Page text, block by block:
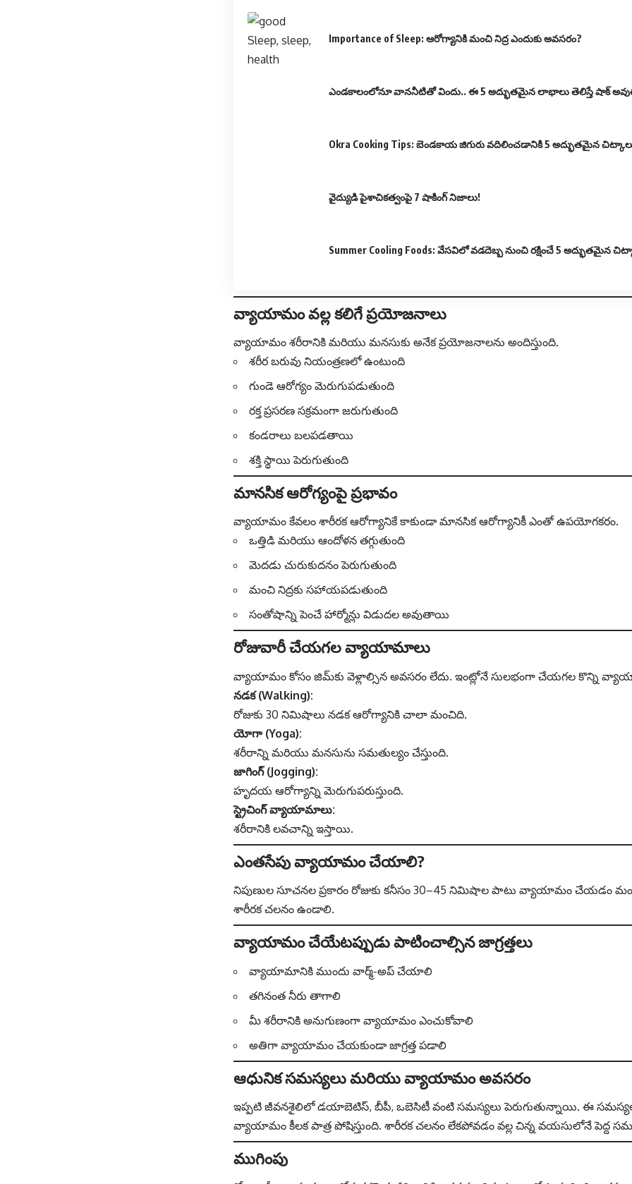
Importance of Sleep: ఆరోగ్యానికి మంచి నిద్ర ఎందుకు అవసరం?
ఎండకాలంలోనూ వాననీటితో విందు.. ఈ 5 అద్భుతమైన లాభాలు తెలిస్తే షాక్
Okra Cooking Tips: బెండకాయ జిగురు వదిలించడానికి 5 అద్భుతమైన
వైద్యుడి పైశాచికత్వంపై 7 షాకింగ్ నిజాలు!
Summer Cooling Foods: వేసవిలో వడదెబ్బ నుంచి రక్షించే 5 అద్భుతమైన
వ్యాయామం వల్ల కలిగే ప్రయోజనాలు
వ్యాయామం శరీరానికి మరియు మనసుకు అనేక ప్రయోజనాలను అందిస్తుంది.
శరీర బరువు నియంత్రణలో ఉంటుంది
గుండె ఆరోగ్యం మెరుగుపడుతుంది
రక్త ప్రసరణ సక్రమంగా జరుగుతుంది
కండరాలు బలపడతాయి
శక్తి స్థాయి పెరుగుతుంది
మానసిక ఆరోగ్యంపై ప్రభావం
వ్యాయామం కేవలం శారీరక ఆరోగ్యానికే కాకుండా మానసిక ఆరోగ్యానికీ ఎంతో ఉపయోగకరం.
ఒత్తిడి మరియు ఆందోళన తగ్గుతుంది
మెదడు చురుకుదనం పెరుగుతుంది
మంచి నిద్రకు సహాయపడుతుంది
సంతోషాన్ని పెంచే హార్మోన్లు విడుదల అవుతాయి
రోజువారీ చేయగల వ్యాయామాలు
వ్యాయామం కోసం జిమ్‌కు వెళ్లాల్సిన అవసరం లేదు. ఇంట్లోనే సులభంగా చేయగల కొన్ని
నడక (Walking):
రోజుకు 30 నిమిషాలు నడక ఆరోగ్యానికి చాలా మంచిది.
యోగా (Yoga):
శరీరాన్ని మరియు మనసును సమతుల్యం చేస్తుంది.
జాగింగ్ (Jogging):
హృదయ ఆరోగ్యాన్ని మెరుగుపరుస్తుంది.
స్ట్రెచింగ్ వ్యాయామాలు:
శరీరానికి లవచాన్ని ఇస్తాయి.
ఎంతసేపు వ్యాయామం చేయాలి?
నిపుణుల సూచనల ప్రకారం రోజుకు కనీసం 30–45 నిమిషాల పాటు వ్యాయామం చేయడం
శారీరక చలనం ఉండాలి.
వ్యాయామం చేయేటప్పుడు పాటించాల్సిన జాగ్రత్తలు
వ్యాయామానికి ముందు వార్మ్-అప్ చేయాలి
తగినంత నీరు తాగాలి
మీ శరీరానికి అనుగుణంగా వ్యాయామం ఎంచుకోవాలి
అతిగా వ్యాయామం చేయకుండా జాగ్రత్త పడాలి
ఆధునిక సమస్యలు మరియు వ్యాయామం అవసరం
ఇప్పటి జీవనశైలిలో డయాబెటిస్, బీపీ, ఒబెసిటీ వంటి సమస్యలు పెరుగుతున్నాయి. ఈ
వ్యాయామం కీలక పాత్ర పోషిస్తుంది. శారీరక చలనం లేకపోవడం వల్ల చిన్న వయసులోనే పెద్ద
ముగింపు